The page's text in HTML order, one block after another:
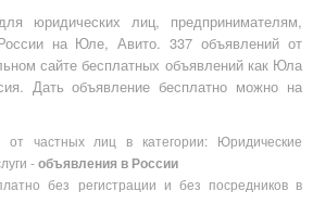
юридических лиц, предпринимателям,
на Юле, Авито. 337 объявлений от
сайте бесплатных объявлений как Юла
Дать объявление бесплатно можно на
от частных лиц в категории: Юридические
-объявления в России
без регистрации и без посредников в